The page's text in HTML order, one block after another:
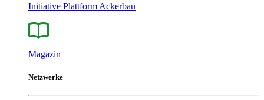
Initiative Plattform Ackerbau
Magazin
Netzwerke